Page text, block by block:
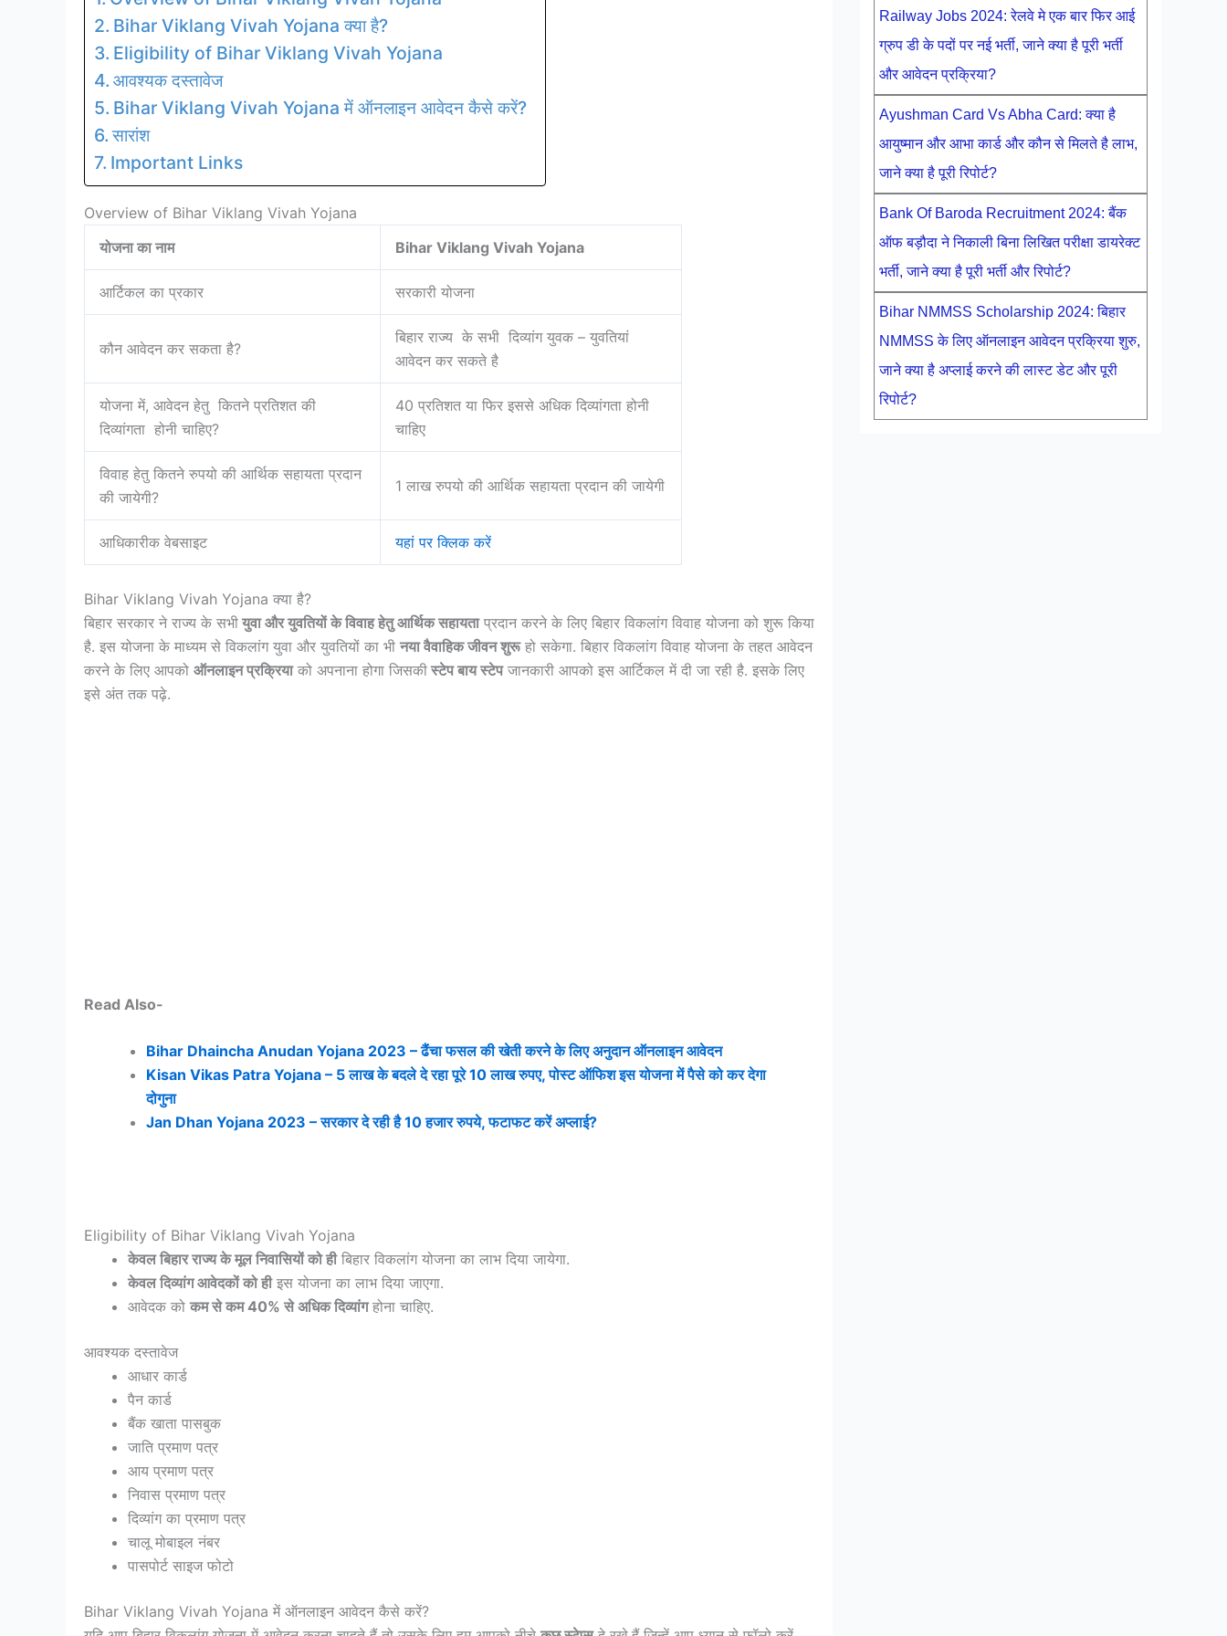
Bihar Viklang Vivah Yojana क्या है?
Eligibility of Bihar Viklang Vivah Yojana
आवश्यक दस्तावेज
Bihar Viklang Vivah Yojana में ऑनलाइन आवेदन कैसे करें?
सारांश
Important Links
Overview of Bihar Viklang Vivah Yojana
योजना का नाम
Bihar Viklang Vivah Yojana
आर्टिकल का प्रकार सरकारी योजना
कौन आवेदन कर सकता है?
बिहार राज्य के सभी दिव्यांग युवक – युवतियां
आवेदन कर सकते है
योजना में, आवेदन हेतु कितने प्रतिशत की
दिव्यांगता होनी चाहिए?
40 प्रतिशत या फिर इससे अधिक दिव्यांगता होनी
चाहिए
विवाह हेतु कितने रुपयो की आर्थिक सहायता प्रदान
की जायेगी?
1 लाख रुपयो की आर्थिक सहायता प्रदान की जायेगी
आधिकारीक वेबसाइट यहां पर क्लिक करें
Bihar Viklang Vivah Yojana क्या है?
बिहार सरकार ने राज्य के सभी युवा और युवतियों के विवाह हेतु आर्थिक सहायताप्रदान करने के लिए बिहार विकलांग विवाह योजना को शुरू किया
है. इस योजना के माध्यम से विकलांग युवा और युवतियों का भी नया वैवाहिक जीवन शुरूहो सकेगा. बिहार विकलांग विवाह योजना के तहत आवेदन
करने के लिए आपको ऑनलाइन प्रक्रियाको अपनाना होगा जिसकी स्टेप बाय स्टेपजानकारी आपको इस आर्टिकल में दी जा रही है. इसके लिए
इसे अंत तक पढ़े.
Read Also-
Bihar Dhaincha Anudan Yojana 2023 – ढैंचा फसल की खेती करने के लिए अनुदान ऑनलाइन आवेदन
Kisan Vikas Patra Yojana – 5 लाख के बदले दे रहा पूरे 10 लाख रुपए, पोस्ट ऑफिश इस योजना में पैसे को कर देगा
दोगुना
Jan Dhan Yojana 2023 – सरकार दे रही है 10 हजार रुपये, फटाफट करें अप्‍लाई?
Eligibility of Bihar Viklang Vivah Yojana
केवल बिहार राज्य के मूल निवासियों को हीबिहार विकलांग योजना का लाभ दिया जायेगा.
केवल दिव्यांग आवेदकों को हीइस योजना का लाभ दिया जाएगा.
आवेदक को कम से कम 40% से अधिक दिव्यांगहोना चाहिए.
आवश्यक दस्तावेज
आधार कार्ड
पैन कार्ड
बैंक खाता पासबुक
जाति प्रमाण पत्र
आय प्रमाण पत्र
निवास प्रमाण पत्र
दिव्यांग का प्रमाण पत्र
चालू मोबाइल नंबर
पासपोर्ट साइज फोटो
Bihar Viklang Vivah Yojana में ऑनलाइन आवेदन कैसे करें?
Railway Jobs 2024: रेलवे मे एक बार फिर आई
ग्रुप डी के पदों पर नई भर्ती, जाने क्या है पूरी भर्ती
और आवेदन प्रक्रिया?
Ayushman Card Vs Abha Card: क्या है
आयुष्मान और आभा कार्ड और कौन से मिलते है लाभ,
जाने क्या है पूरी रिपोर्ट?
Bank Of Baroda Recruitment 2024: बैंक
ऑफ बड़ौदा ने निकाली बिना लिखित परीक्षा डायरेक्ट
भर्ती, जाने क्या है पूरी भर्ती और रिपोर्ट?
Bihar NMMSS Scholarship 2024: बिहार
NMMSS के लिए ऑनलाइन आवेदन प्रक्रिया शुरु,
जाने क्या है अप्लाई करने की लास्ट डेट और पूरी
रिपोर्ट?